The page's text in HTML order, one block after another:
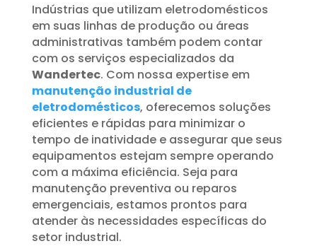
Indústrias que utilizam eletrodomésticos
em suas linhas de produção ou áreas
administrativas também podem contar
com os serviços especializados da
Wandertec. Com nossa expertise em
manutenção industrial de
eletrodomésticos, oferecemos soluções
eficientes e rápidas para minimizar o
tempo de inatividade e assegurar que seus
equipamentos estejam sempre operando
com a máxima eficiência. Seja para
manutenção preventiva ou reparos
emergenciais, estamos prontos para
atender às necessidades específicas do
setor industrial.